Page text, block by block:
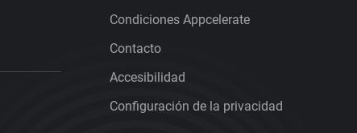
Condiciones Appcelerate
Contacto
Accesibilidad
Configuración de la privacidad